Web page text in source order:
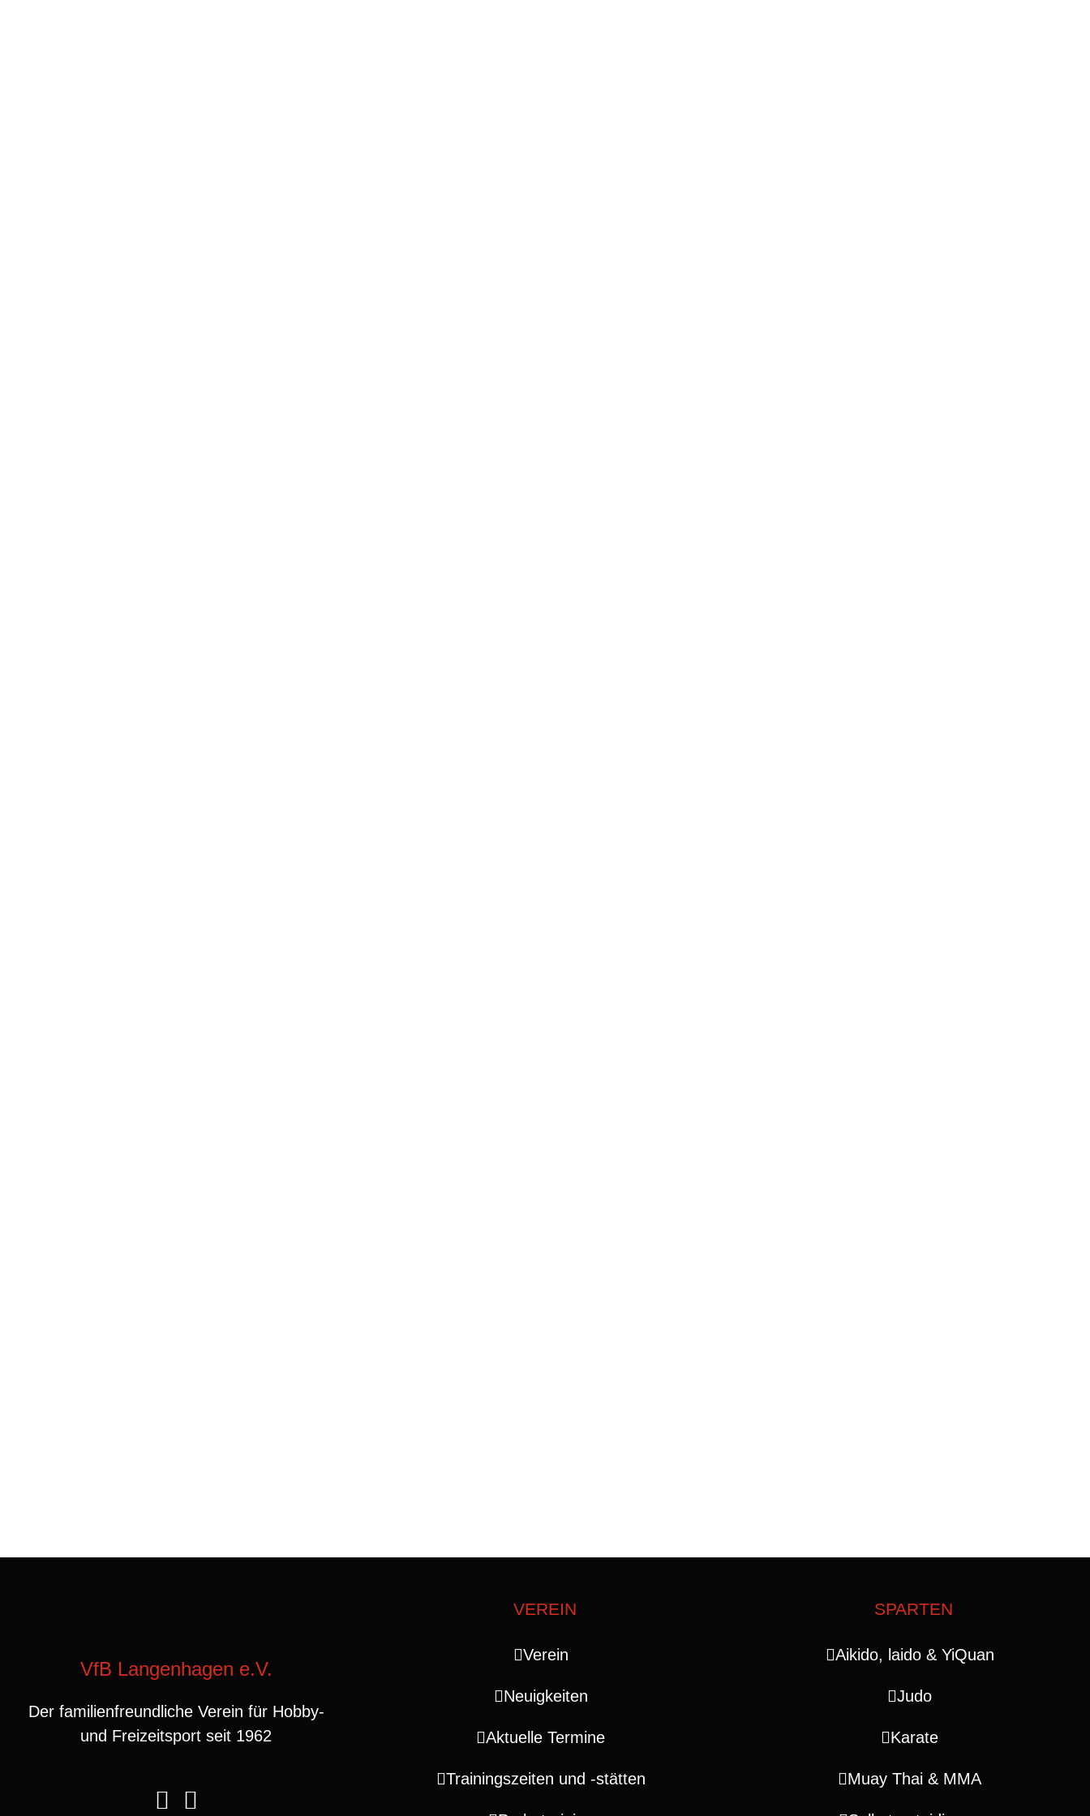
VfB Langenhagen e.V.
Der familienfreundliche Verein für Hobby-
und Freizeitsport seit 1962
VEREIN
Verein
Neuigkeiten
Aktuelle Termine
Trainingszeiten und ‑stätten
SPARTEN
Aikido, laido & YiQuan
Judo
Karate
Muay Thai & MMA